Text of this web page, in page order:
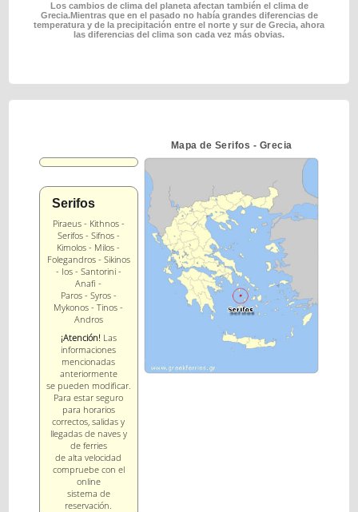
Los cambios de clima del planeta afectan también el clima de
Grecia.Mientras que en el pasado no había grandes diferencias de
temperatura y de la precipitación entre el norte y sur de Grecia, ahora
las diferencias del clima son cada vez más obvias.
Serifos
Piraeus - Kithnos -
Serifos - Sifnos -
Kimolos - Milos -
Folegandros - Sikinos
- Ios - Santorini -
Anafi -
Paros - Syros -
Mykonos - Tinos -
Andros
¡Atención! Las
informaciones
mencionadas
anteriormente
se pueden modificar.
Para estar seguro
para horarios
correctos, salidas y
llegadas de naves y
de ferries
de alta velocidad
compruebe con el
online
sistema de
reservación.
Mapa de Serifos - Grecia